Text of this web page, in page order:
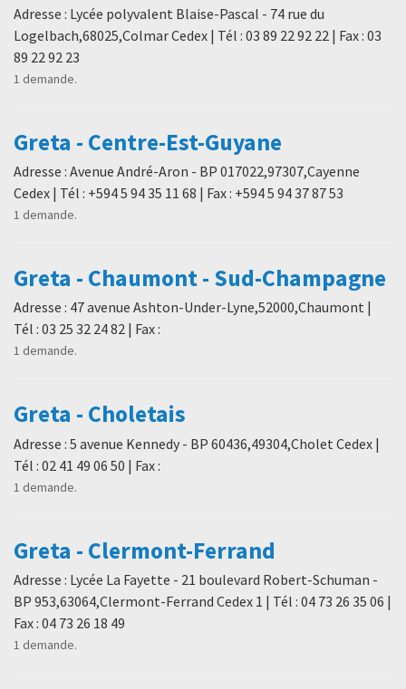
Adresse : Lycée polyvalent Blaise-Pascal - 74 rue du
Logelbach,68025,Colmar Cedex | Tél : 03 89 22 92 22 | Fax : 03
89 22 92 23
1 demande.
Greta - Centre-Est-Guyane
Adresse : Avenue André-Aron - BP 017022,97307,Cayenne
Cedex | Tél : +594 5 94 35 11 68 | Fax : +594 5 94 37 87 53
1 demande.
Greta - Chaumont - Sud-Champagne
Adresse : 47 avenue Ashton-Under-Lyne,52000,Chaumont |
Tél : 03 25 32 24 82 | Fax :
1 demande.
Greta - Choletais
Adresse : 5 avenue Kennedy - BP 60436,49304,Cholet Cedex |
Tél : 02 41 49 06 50 | Fax :
1 demande.
Greta - Clermont-Ferrand
Adresse : Lycée La Fayette - 21 boulevard Robert-Schuman -
BP 953,63064,Clermont-Ferrand Cedex 1 | Tél : 04 73 26 35 06 |
Fax : 04 73 26 18 49
1 demande.